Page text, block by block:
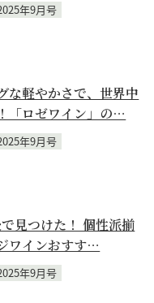
年9月号
な軽やかさで、世界中
「ロゼワイン」の…
年9月号
見つけた！ 個性派揃
ワインおすす…
年9月号